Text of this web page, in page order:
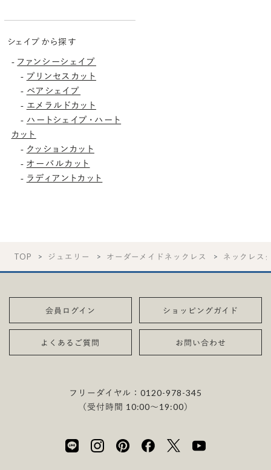
シェイプから探す
- ファンシーシェイプ
- プリンセスカット
- ペアシェイプ
- エメラルドカット
- ハートシェイプ・ハート
カット
- クッションカット
- オーバルカット
- ラディアントカット
TOP ジュエリー オーダーメイドネックレス ネックレス
会員ログイン ショッピングガイド
よくあるご質問 お問い合わせ
フリーダイヤル：0120-978-345
（受付時間 10:00〜19:00）